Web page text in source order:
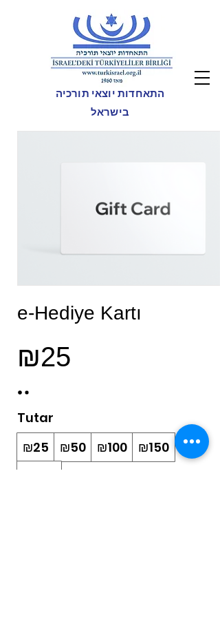
התאחדות יוצאי תורכיה
בישראל
e-Hediye Kartı
₪25
Tutar
₪25
₪50 ₪100
₪150